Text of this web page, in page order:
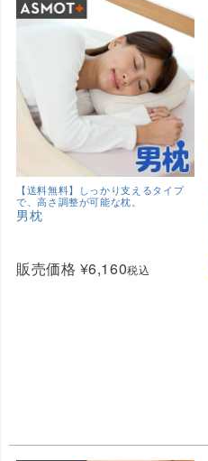
【送料無料】しっかり支えるタイプ
で、高さ調整が可能な枕。
男枕
販売価格 ¥6,160税込